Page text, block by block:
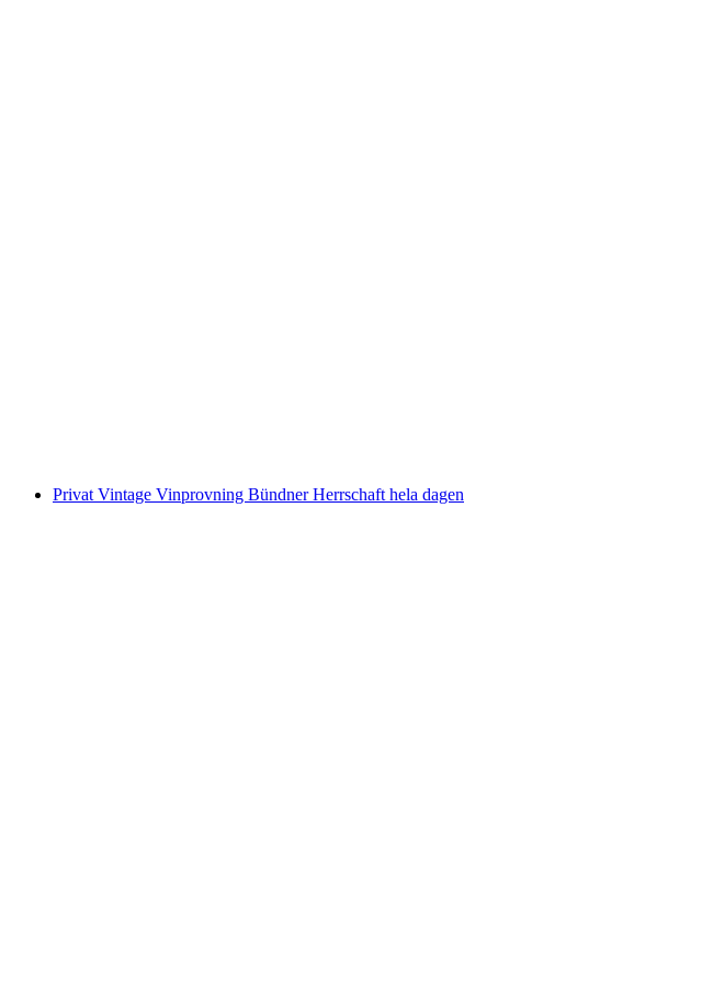
Privat Vintage Vinprovning Bündner Herrschaft hela dagen